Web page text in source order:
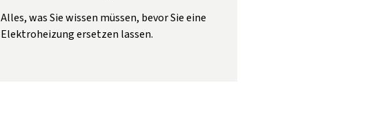
Alles, was Sie wissen müssen, bevor Sie eine
Elektroheizung ersetzen lassen.